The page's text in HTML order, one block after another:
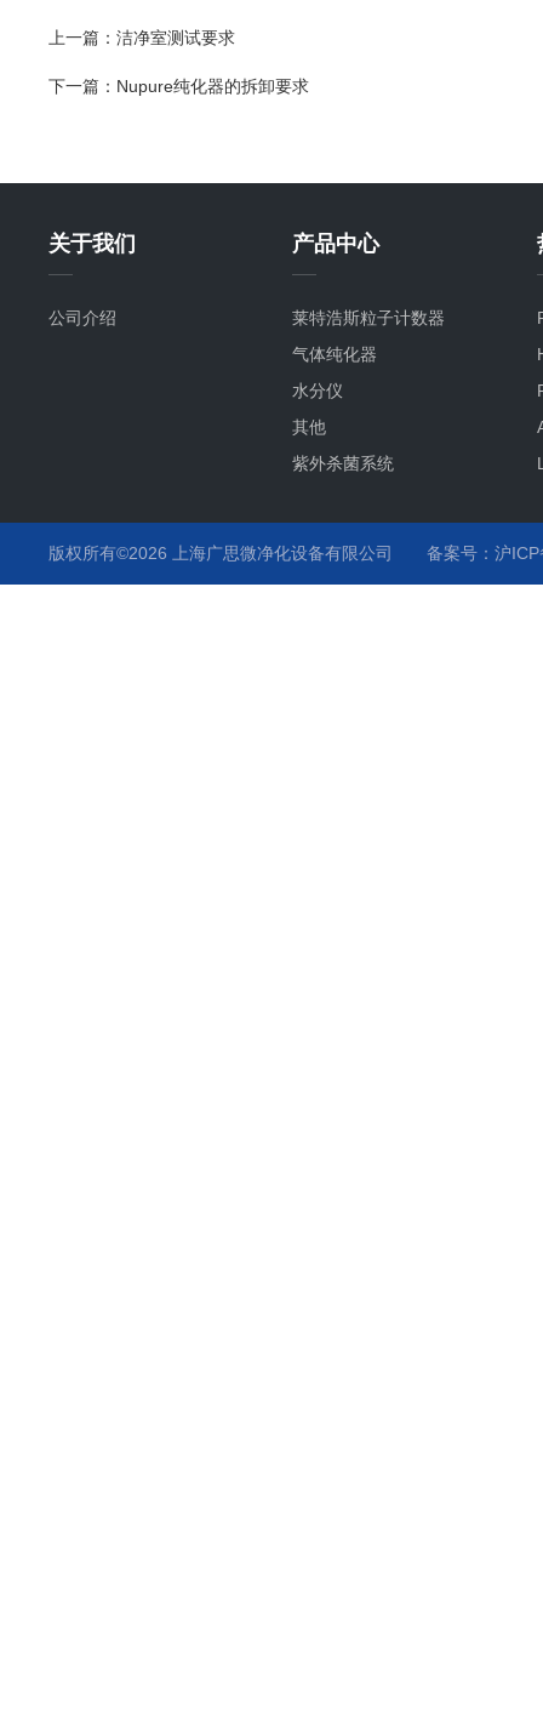
上一篇： 洁净室测试要求
下一篇： Nupure纯化器的拆卸要求
关于我们
公司介绍
产品中心
莱特浩斯粒子计数器
气体纯化器
水分仪
其他
紫外杀菌系统
版权所有©2026 上海广思微净化设备有限公司 备案号：沪